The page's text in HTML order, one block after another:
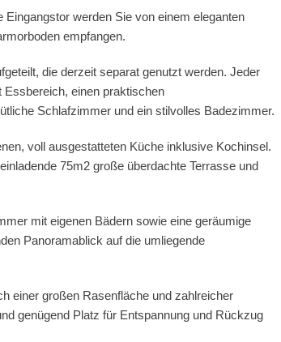
werden Sie von einem eleganten
empfangen.
die derzeit separat genutzt werden. Jeder
einen praktischen
Schlafzimmer und ein stilvolles Badezimmer.
voll ausgestatteten Küche inklusive Kochinsel.
75m2 große überdachte Terrasse und
mit eigenen Bädern sowie eine geräumige
Panoramablick auf die umliegende
einer großen Rasenfläche und zahlreicher
genügend Platz für Entspannung und Rückzug